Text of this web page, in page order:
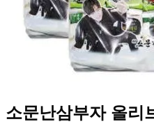
소문난삼부자 올리